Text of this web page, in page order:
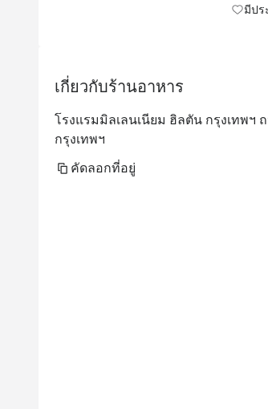
มีปร
เกี่ยวกับร้านอาหาร
โรงแรมมิลเลนเนียม ฮิลตัน กรุงเทพฯ
กรุงเทพฯ
คัดลอกที่อยู่